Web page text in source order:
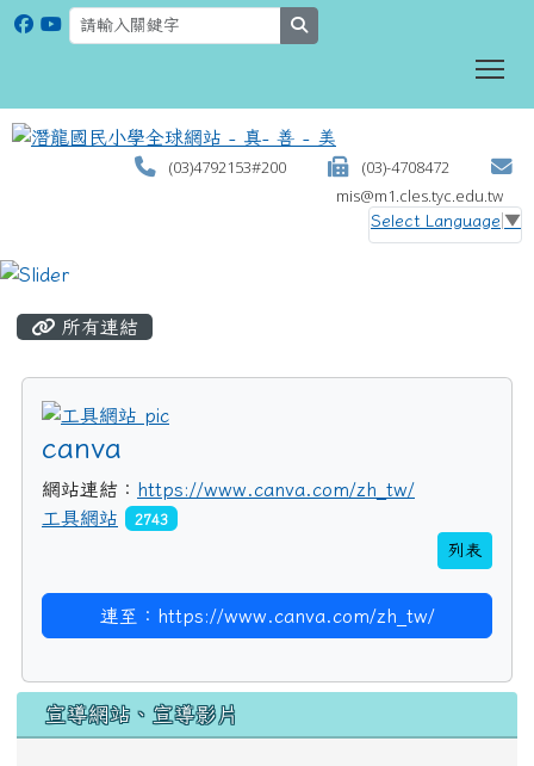
(03)4792153#200
(03)-4708472
mis@m1.cles.tyc.edu.tw
Select Language ▼
所有連結
title:工具網站
canva
網站連結： https://www.canva.com/zh_tw/
工具網站
2743
列表
連至：https://www.canva.com/zh_tw/
宣導網站、宣導影片